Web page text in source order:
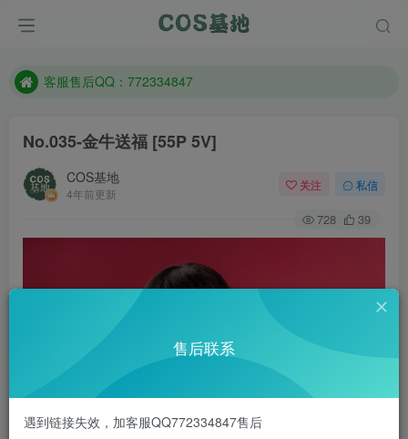
遇到任何问题加客服QQ：772334847
客服售后QQ：772334847
防失联：百度搜索《一七天佳》，实时查看最新站点。
No.035-金牛送福 [55P 5V]
COS基地
4年前更新
关注 私信
728 39
售后联系
遇到链接失效，加客服QQ772334847售后